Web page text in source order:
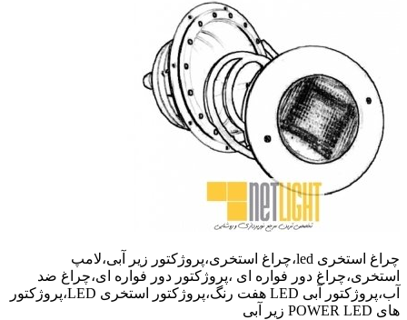
چراغ استخری led،چراغ استخری،پروژکتور زیر آبی،لامپ
استخری،چراغ دور فواره ای ،پروژکتور دور فواره ای،چراغ ضد
آب،پروژکتور آبی LED هفت رنگ،پروژکتور استخری LED،پروژکتور
های POWER LED زیر آبی